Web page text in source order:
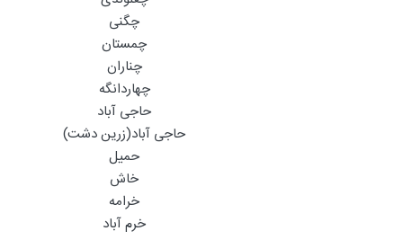
چگنی
چمستان
چناران
چهاردانگه
حاجی آباد
حاجی آباد(زرین دشت)
حمیل
خاش
خرامه
خرم آباد